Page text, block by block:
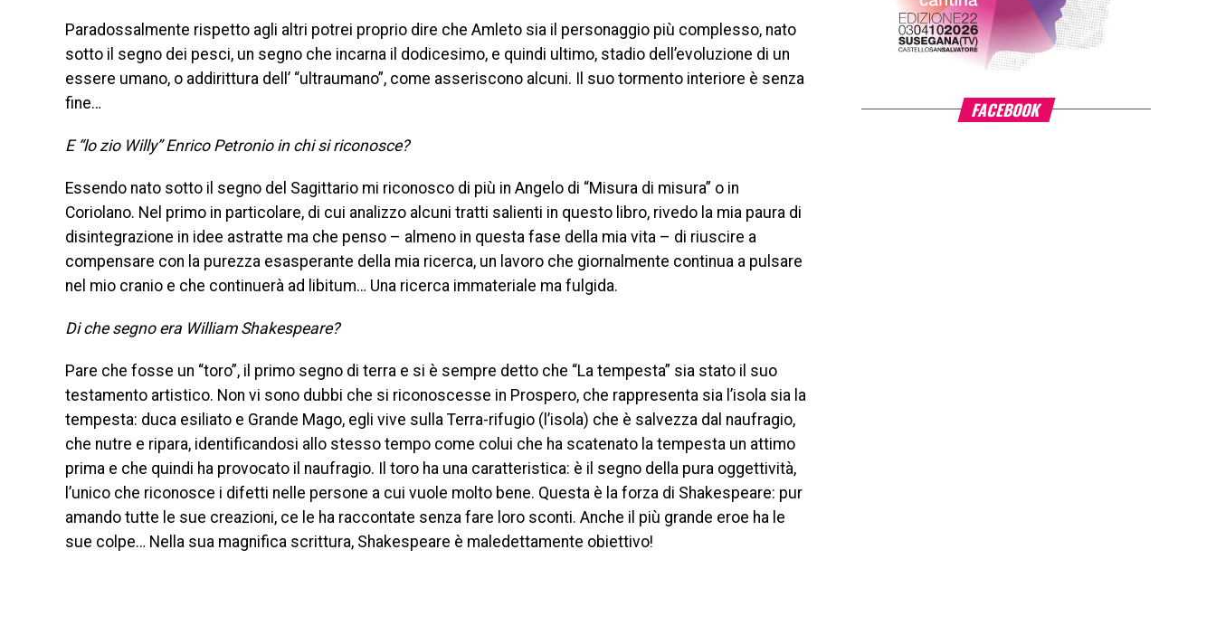
Paradossalmente rispetto agli altri potrei proprio dire che Amleto sia il personaggio più complesso, nato
sotto il segno dei pesci, un segno che incarna il dodicesimo, e quindi ultimo, stadio dell’evoluzione di un
essere umano, o addirittura dell’ “ultraumano”, come asseriscono alcuni. Il suo tormento interiore è senza
fine…
E “lo zio Willy” Enrico Petronio in chi si riconosce?
Essendo nato sotto il segno del Sagittario mi riconosco di più in Angelo di “Misura di misura” o in
Coriolano. Nel primo in particolare, di cui analizzo alcuni tratti salienti in questo libro, rivedo la mia paura di
disintegrazione in idee astratte ma che penso – almeno in questa fase della mia vita – di riuscire a
compensare con la purezza esasperante della mia ricerca, un lavoro che giornalmente continua a pulsare
nel mio cranio e che continuerà ad libitum… Una ricerca immateriale ma fulgida.
Di che segno era William Shakespeare?
Pare che fosse un “toro”, il primo segno di terra e si è sempre detto che “La tempesta” sia stato il suo
testamento artistico. Non vi sono dubbi che si riconoscesse in Prospero, che rappresenta sia l’isola sia la
tempesta: duca esiliato e Grande Mago, egli vive sulla Terra-rifugio (l’isola) che è salvezza dal naufragio,
che nutre e ripara, identificandosi allo stesso tempo come colui che ha scatenato la tempesta un attimo
prima e che quindi ha provocato il naufragio. Il toro ha una caratteristica: è il segno della pura oggettività,
l’unico che riconosce i difetti nelle persone a cui vuole molto bene. Questa è la forza di Shakespeare: pur
amando tutte le sue creazioni, ce le ha raccontate senza fare loro sconti. Anche il più grande eroe ha le
sue colpe… Nella sua magnifica scrittura, Shakespeare è maledettamente obiettivo!
FACEBOOK